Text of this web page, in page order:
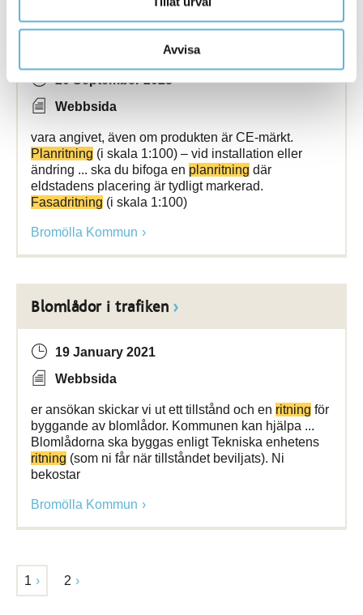
Avvisa
Eldstäder och rökkanaler
20 September 2023
Webbsida
vara angivet, även om produkten är CE-märkt.
Planritning (i skala 1:100) – vid installation eller
ändring ... ska du bifoga en planritning där
eldstadens placering är tydligt markerad.
Fasadritning (i skala 1:100)
Bromölla Kommun
Blomlådor i trafiken
19 January 2021
Webbsida
er ansökan skickar vi ut ett tillstånd och en ritning för
byggande av blomlådor. Kommunen kan hjälpa ...
Blomlådorna ska byggas enligt Tekniska enhetens
ritning (som ni får när tillståndet beviljats). Ni
bekostar
Bromölla Kommun
1 2